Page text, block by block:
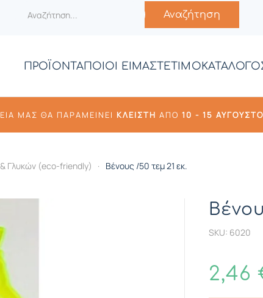
Αναζήτηση
ΠΡΟΪΟΝΤΑΠΟΙΟΙ ΕΙΜΑΣΤΕ
ΜΑΣ ΘΑ ΠΑΡΑΜΕΊΝΕΙ ΚΛΕΙΣΤΉ ΑΠΌ 10 - 15
Γλυκών (eco-friendly) Βένους /50 τεμ 21 εκ.
SKU: 6020
2,46